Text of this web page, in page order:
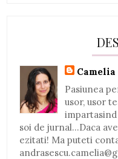
Pasiunea
usor, usor
soi de jurnal...Daca
ezitati! Ma puteti